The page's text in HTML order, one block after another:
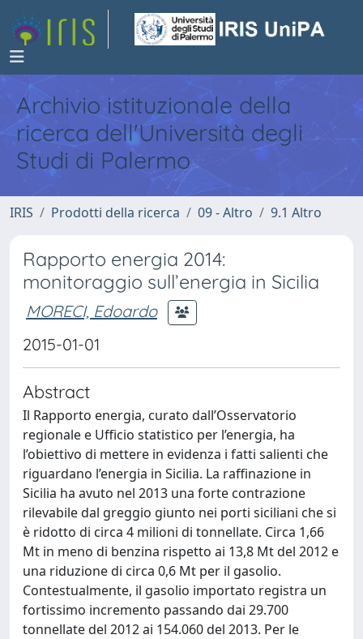
Archivio istituzionale della
ricerca dell'Università degli
Studi di Palermo
IRIS Prodotti della ricerca 09 - Altro 9.1 Altro
Rapporto energia 2014:
monitoraggio sull’energia in Sicilia
MORECI, Edoardo
2015-01-01
Abstract
Il Rapporto energia, curato dall’Osservatorio
regionale e Ufficio statistico per l’energia, ha
l’obiettivo di mettere in evidenza i fatti salienti che
riguardano l’energia in Sicilia. La raffinazione in
Sicilia ha avuto nel 2013 una forte contrazione
rilevabile dal greggio giunto nei porti siciliani che si
è ridotto di circa 4 milioni di tonnellate. Circa 1,66
Mt in meno di benzina rispetto ai 13,8 Mt del 2012 e
una riduzione di circa 0,6 Mt per il gasolio.
Contestualmente, il gasolio importato registra un
fortissimo incremento passando dai 29.700
tonnellate del 2012 ai 154.060 del 2013. Per le